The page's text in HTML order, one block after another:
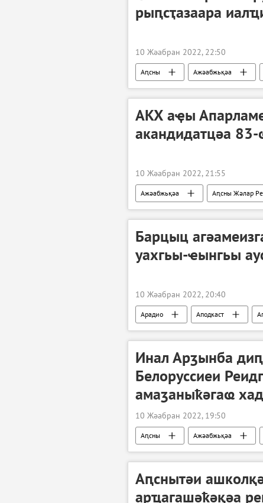
рыԥсҭазаара
10 Жәабран 2022, 22:50
Аԥсны Ажәабжьқәа
Ауаажәларра
АКХ аҿы
акандидатцәа
10 Жәабран 2022, 21:55
Ажәабжьқәа Аԥсны Жәлар
Барцыц
уахгьы-ҽынгьы
10 Жәабран 2022, 20:40
Арадио Аподкаст
Инал Арӡынба
Белоруссиеи
амаӡаныҟәгаҩ
10 Жәабран 2022, 19:50
Аԥсны Ажәабжьқәа
Аԥснытәи
арҵагашәҟәқәа